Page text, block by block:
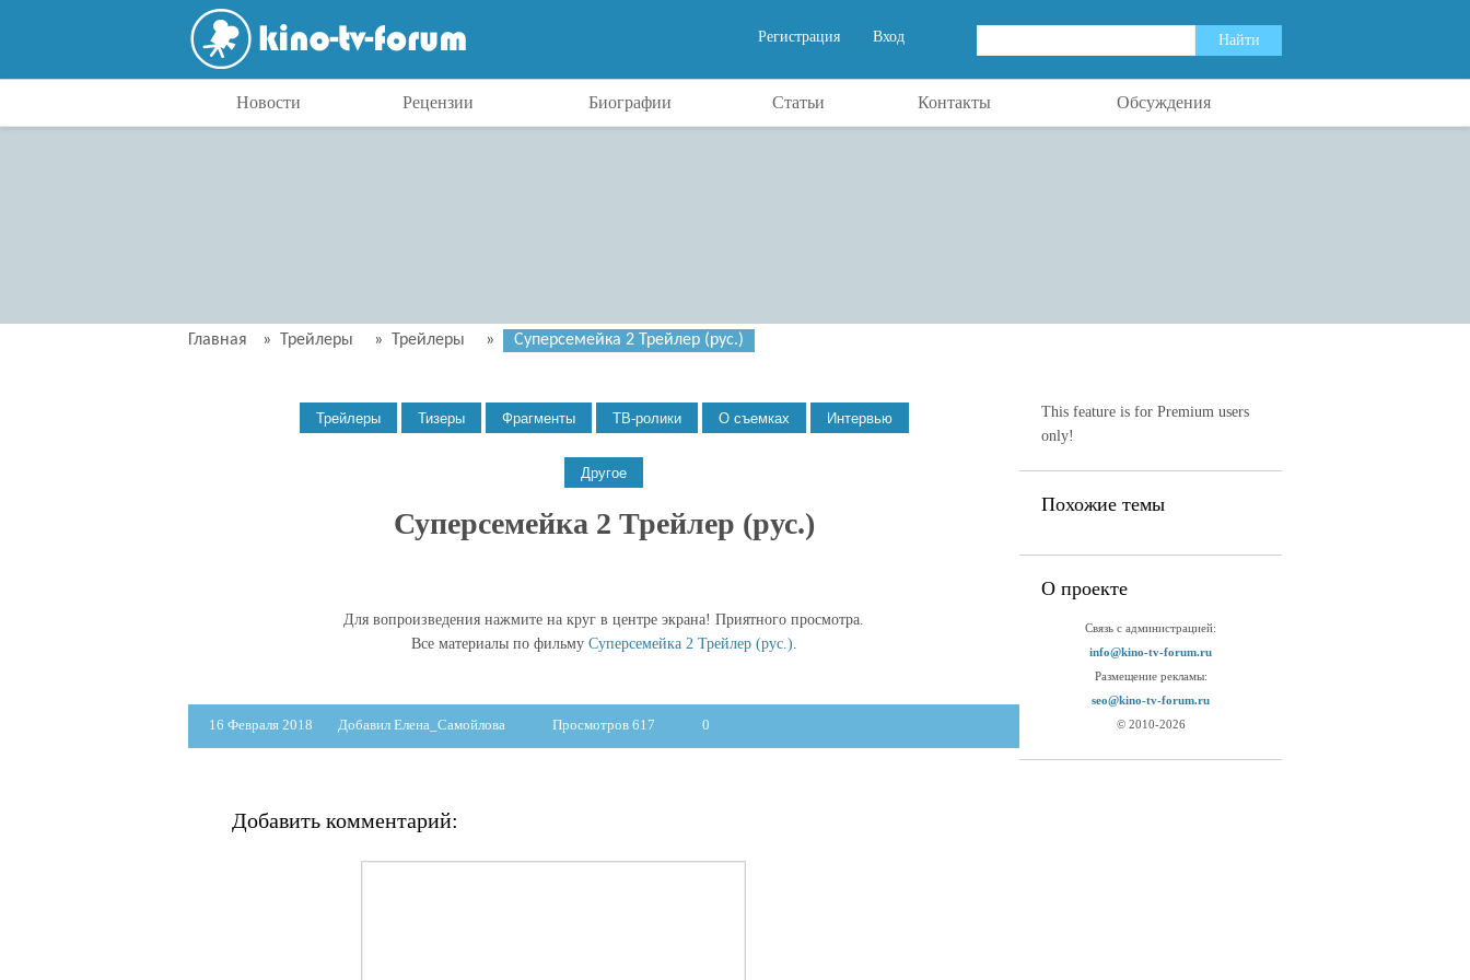
Вход
Регистрация
Новости Рецензии Биографии Статьи Контакты Обсуждения
Главная » Трейлеры » Трейлеры » Суперсемейка 2 Трейлер (рус.)
Суперсемейка 2 Трейлер (рус.)
Для вопроизведения нажмите на круг в центре экрана! Приятного просмотра.
Все материалы по фильму Суперсемейка 2 Трейлер (рус.).
16 Февраля 2018 Добавил Елена_Самойлова Просмотров 617 0
Добавить комментарий:
This feature is for Premium users
only!
Похожие темы
О проекте
Связь с администрацией:
info@kino-tv-forum.ru
Размещение рекламы:
seo@kino-tv-forum.ru
© 2010-2026